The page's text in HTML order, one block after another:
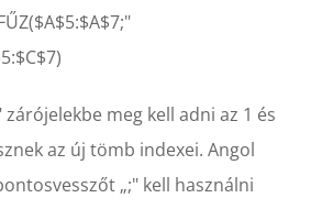
zárójelekbe meg kell adni az 1 és
az új tömb indexei. Angol
„;" kell használni